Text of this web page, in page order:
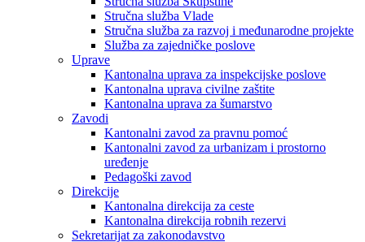
Stručna služba Vlade
Stručna služba za razvoj i međunarodne projekte
Služba za zajedničke poslove
Uprave
Kantonalna uprava za inspekcijske poslove
Kantonalna uprava civilne zaštite
Kantonalna uprava za šumarstvo
Zavodi
Kantonalni zavod za pravnu pomoć
Kantonalni zavod za urbanizam i prostorno
uređenje
Pedagoški zavod
Direkcije
Kantonalna direkcija za ceste
Kantonalna direkcija robnih rezervi
Sekretarijat za zakonodavstvo